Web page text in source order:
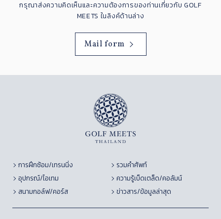
กรุณาส่งความคิดเห็นและความต้องการของท่านเกี่ยวกับ GOLF
MEETS ในลิงค์ด้านล่าง
Mail form
การฝึกซ้อม/เทรนนิ่ง
รวมคำศัพท์
อุปกรณ์/ไอเทม
ความรู้เบ็ดเตล็ด/คอลัมน์
สนามกอล์ฟ/คอร์ส
ข่าวสาร/ข้อมูลล่าสุด